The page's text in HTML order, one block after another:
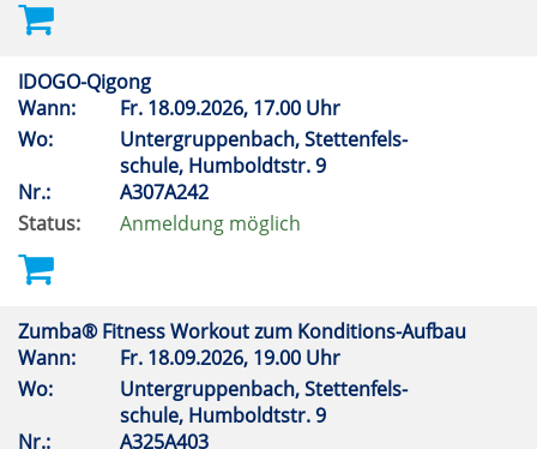
IDOGO-Qigong
Wann:
Fr. 18.09.2026, 17.00 Uhr
Wo:
Untergruppenbach, Stettenfels-
schule, Humboldtstr. 9
Nr.:
A307A242
Status:
Anmeldung möglich
Zumba® Fitness Workout zum Konditions-Aufbau
Wann:
Fr. 18.09.2026, 19.00 Uhr
Wo:
Untergruppenbach, Stettenfels-
schule, Humboldtstr. 9
Nr.:
A325A403